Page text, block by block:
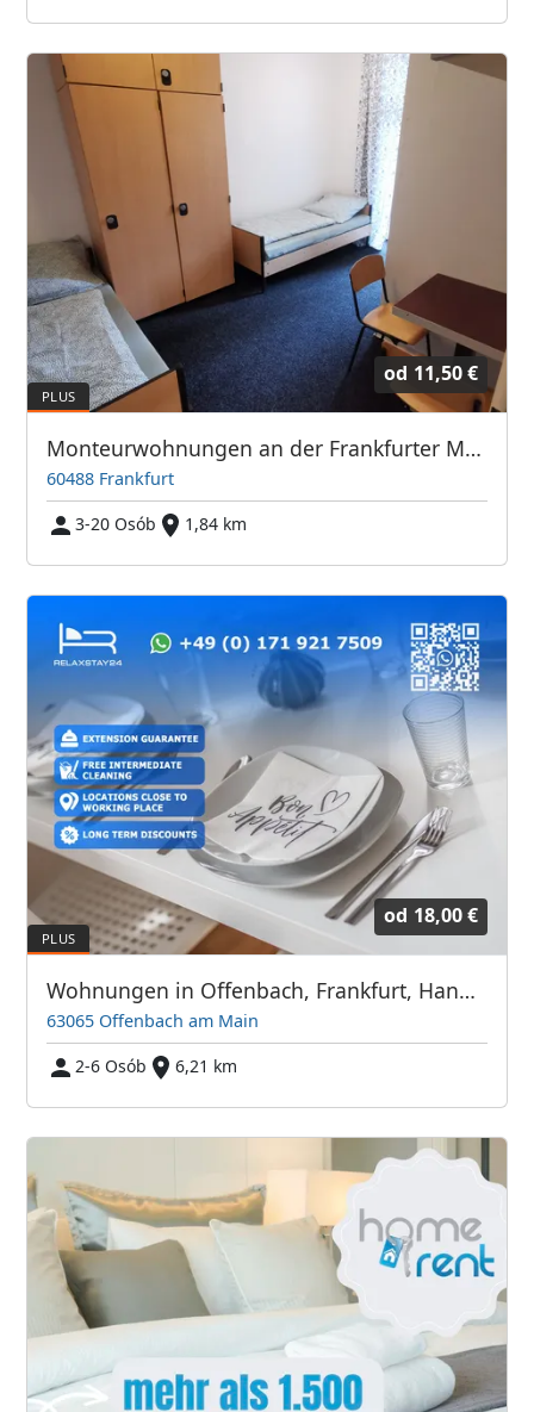
od 11,50 €
Monteurwohnungen an der Frankfurter Messe / Hauptbahnhof
60488 Frankfurt
3-20 Osób
1,84 km
od 18,00 €
Wohnungen in Offenbach, Frankfurt, Hanau und Umgebung
63065 Offenbach am Main
2-6 Osób
6,21 km